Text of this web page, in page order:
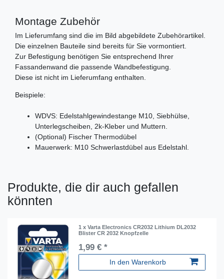
Montage Zubehör
Im Lieferumfang sind die im Bild abgebildete Zubehörartikel.
Die einzelnen Bauteile sind bereits für Sie vormontiert.
Zur Befestigung benötigen Sie entsprechend Ihrer
Fassandenwand die passende Wandbefestigung.
Diese ist nicht im Lieferumfang enthalten.
Beispiele:
WDVS: Edelstahlgewindestange M10, Siebhülse,
Unterlegscheiben, 2k-Kleber und Muttern.
(Optional) Fischer Thermodübel
Mauerwerk: M10 Schwerlastdübel aus Edelstahl.
Produkte, die dir auch gefallen
könnten
1 x Varta Electronics CR2032 Lithium DL2032
Blister CR 2032 Knopfzelle
1,99 € *
In den Warenkorb